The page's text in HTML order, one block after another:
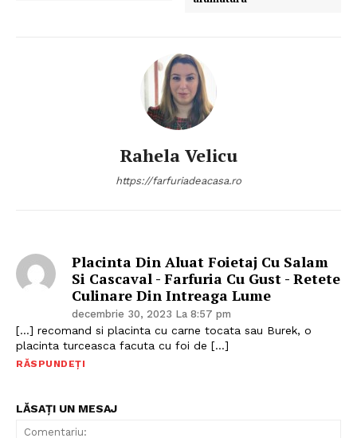
Politica de Confidențialitate
Contact
Despre mine
Rahela Velicu
https://farfuriadeacasa.ro
Placinta Din Aluat Foietaj Cu Salam
Si Cascaval - Farfuria Cu Gust - Retete
Culinare Din Intreaga Lume
decembrie 30, 2023 La 8:57 pm
[…] recomand si placinta cu carne tocata sau Burek, o
placinta turceasca facuta cu foi de […]
RĂSPUNDEȚI
LĂSAȚI UN MESAJ